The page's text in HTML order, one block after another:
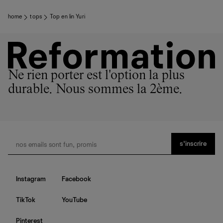
home tops Top en lin Yuri
Ne rien porter est l'option la plus
durable. Nous sommes la 2ème.
s’inscrire
Instagram Facebook
TikTok YouTube
Pinterest